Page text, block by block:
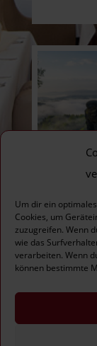
Um dir ein
Cookies, um
zuzugreifen. Wenn
wie das
verarbeiten. Wenn
können bestimmte